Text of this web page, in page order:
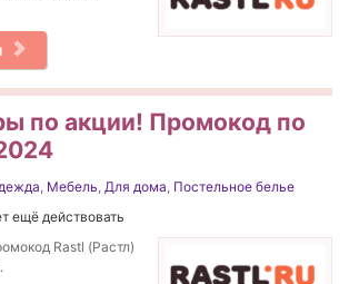
по акции! Промокод по
, Мебель, Для дома, Постельное белье
ещё действовать
Rastl (Растл)